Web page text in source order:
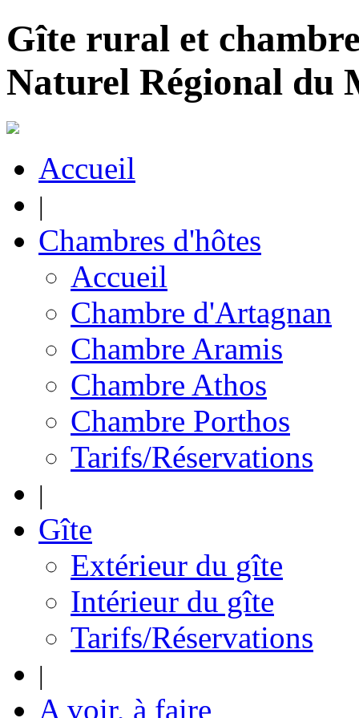
Gîte rural et
Naturel Régional du
Accueil
|
Chambres d'hôtes
Accueil
Chambre d'Artagnan
Chambre Aramis
Chambre Athos
Chambre Porthos
Tarifs/Réservations
|
Gîte
Extérieur du gîte
Intérieur du gîte
Tarifs/Réservations
|
A voir, à faire